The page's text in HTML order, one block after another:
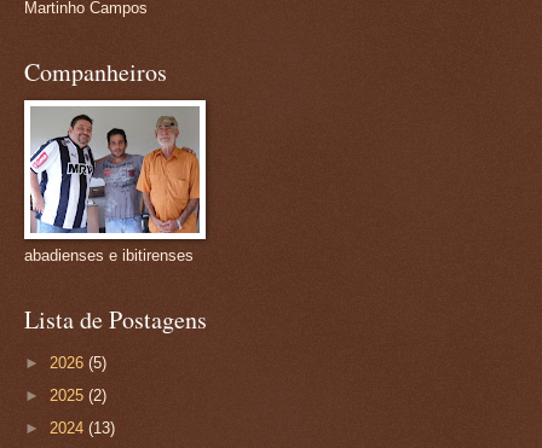
Martinho Campos
Companheiros
abadienses e ibitirenses
Lista de Postagens
► 2026 (5)
► 2025 (2)
► 2024 (13)